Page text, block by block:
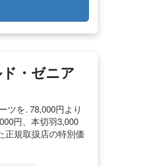
・ゼニア
ツを. 78,000円より
円、本切羽3,000
正規取扱店の特別価